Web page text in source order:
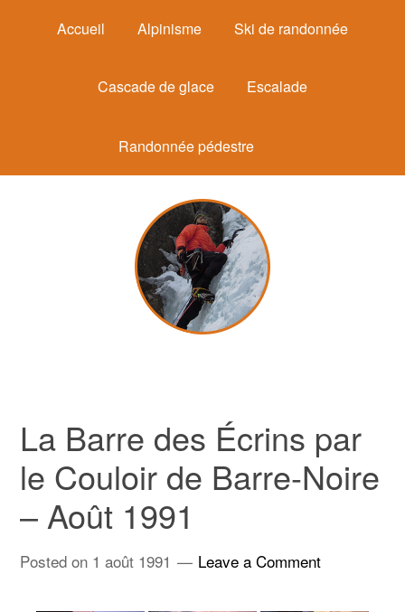
Accueil Alpinisme Ski de randonnée
Cascade de glace Escalade
Randonnée pédestre
La Barre des Écrins par
le Couloir de Barre-Noire
– Août 1991
Posted on 1 août 1991 Leave a Comment